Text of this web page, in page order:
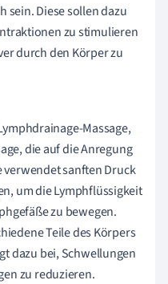
sein. Diese sollen dazu
zu stimulieren
durch den Körper zu
Massage,
die auf die Anregung
verwendet sanften Druck
um die Lymphflüssigkeit
zu bewegen.
Teile des Körpers
dazu bei, Schwellungen
zu reduzieren.